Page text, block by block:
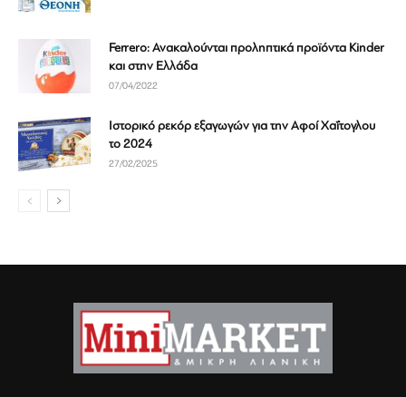
Ferrero: Ανακαλούνται προληπτικά προϊόντα Kinder
και στην Ελλάδα
07/04/2022
Ιστορικό ρεκόρ εξαγωγών για την Αφοί Χαΐτογλου
το 2024
27/02/2025